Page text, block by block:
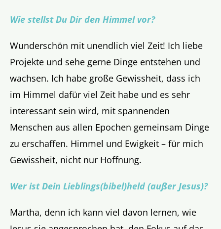
Wie stellst Du Dir den Himmel vor?
Wunderschön mit unendlich viel Zeit! Ich liebe
Projekte und sehe gerne Dinge entstehen und
wachsen. Ich habe große Gewissheit, dass ich
im Himmel dafür viel Zeit habe und es sehr
interessant sein wird, mit spannenden
Menschen aus allen Epochen gemeinsam Dinge
zu erschaffen. Himmel und Ewigkeit – für mich
Gewissheit, nicht nur Hoffnung.
Wer ist Dein Lieblings(bibel)held (außer Jesus)?
Martha, denn ich kann viel davon lernen, wie